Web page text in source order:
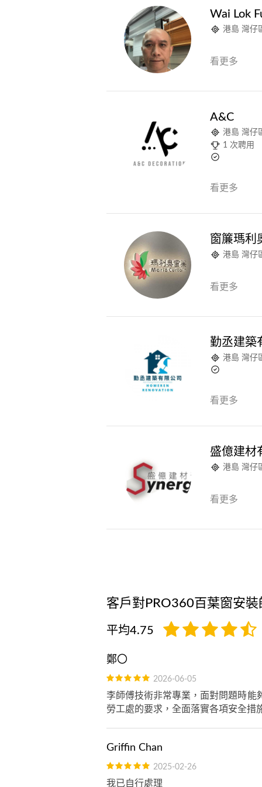
Wai Lok
港島 灣仔
看更多
A&C
港島 灣仔
1 次聘用
看更多
窗簾瑪利
港島 灣仔
看更多
勤丞建築
港島 灣仔
看更多
盛億建材
港島 灣仔
看更多
客戶對PRO360百葉窗安
平均4.75
鄭〇
2026-06-05
李師傅技術非常專業，面對問題時
勞工處的要求，全面落實各項安全措
Griffin Chan
2025-02-26
我已自行處理